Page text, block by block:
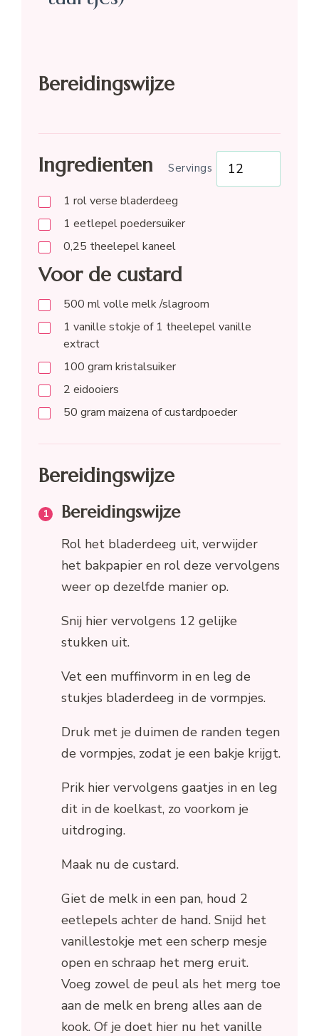
Bereidingswijze
Ingredienten Servings
1 rolverse bladerdeeg
1 eetlepelpoedersuiker
0,25 theelepelkaneel
Voor de custard
500 mlvolle melk /slagroom
1 vanille stokje of 1 theelepel vanille
extract
100 gram kristalsuiker
2 eidooiers
50 gram maizena of custardpoeder
Bereidingswijze
Bereidingswijze
Rol het bladerdeeg uit, verwijder
het bakpapier en rol deze vervolgens
weer op dezelfde manier op.
Snij hier vervolgens 12 gelijke
stukken uit.
Vet een muffinvorm in en leg de
stukjes bladerdeeg in de vormpjes.
Druk met je duimen de randen tegen
de vormpjes, zodat je een bakje krijgt.
Prik hier vervolgens gaatjes in en leg
dit in de koelkast, zo voorkom je
uitdroging.
Maak nu de custard.
Giet de melk in een pan, houd 2
eetlepels achter de hand. Snijd het
vanillestokje met een scherp mesje
open en schraap het merg eruit.
Voeg zowel de peul als het merg toe
aan de melk en breng alles aan de
kook. Of je doet hier nu het vanille